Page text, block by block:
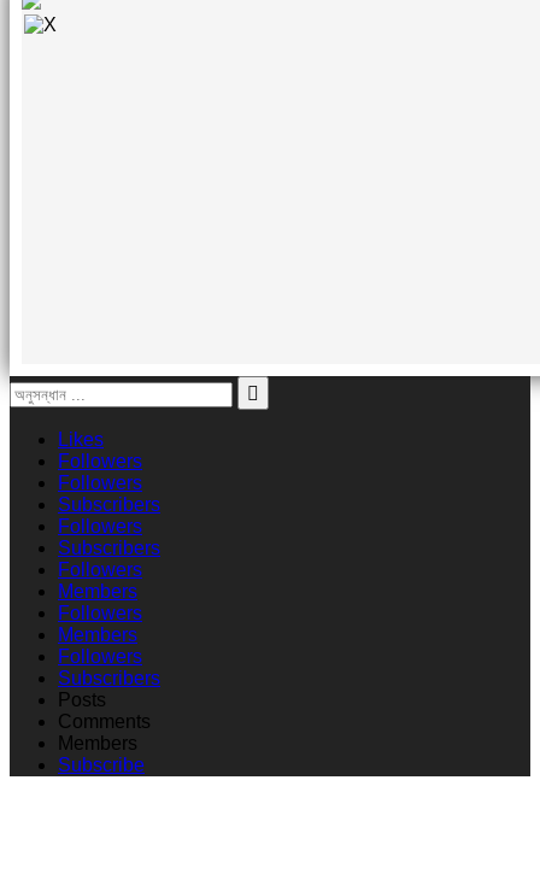
Likes
Followers
Followers
Subscribers
Followers
Subscribers
Followers
Members
Followers
Members
Followers
Subscribers
Posts
Comments
Members
Subscribe